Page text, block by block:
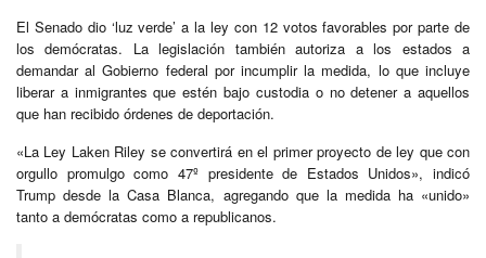
El Senado dio ‘luz verde’ a la ley con 12 votos favorables por parte de
los demócratas. La legislación también autoriza a los estados a
demandar al Gobierno federal por incumplir la medida, lo que incluye
liberar a inmigrantes que estén bajo custodia o no detener a aquellos
que han recibido órdenes de deportación.
«La Ley Laken Riley se convertirá en el primer proyecto de ley que con
orgullo promulgo como 47º presidente de Estados Unidos», indicó
Trump desde la Casa Blanca, agregando que la medida ha «unido»
tanto a demócratas como a republicanos.